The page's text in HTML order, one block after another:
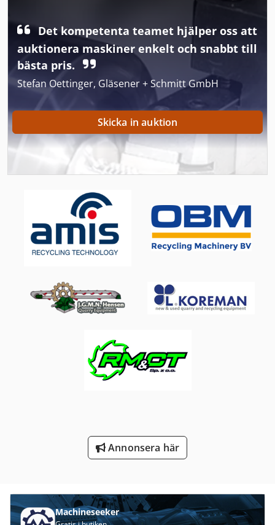
Skogsbrukstraktorer Med Hjul
Skomakeri Maskin Fräsning Och Slipning Maskinen
Skruv Kompressor-Msk I
Skruv Tak
Skär Upp
Skärmaskin För Bröd
Skärmaskin För Papper
Skärmen Utskriva Bearbetar Med Maskin
Skåp Press
Tryck På Papper Och Tyg
Twin Skruv Extruder
Utbilda Och Vägleda Skruv
Det kompetenta teamet hjälper oss att
auktionera maskiner enkelt och snabbt till
bästa pris.
Stefan Oettinger, Gläsener + Schmitt GmbH
Skicka in auktion
Annonsera här
Machineseeker